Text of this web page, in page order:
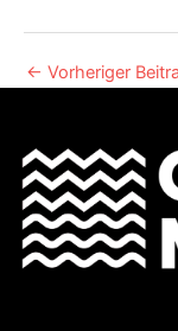
← Vorheriger